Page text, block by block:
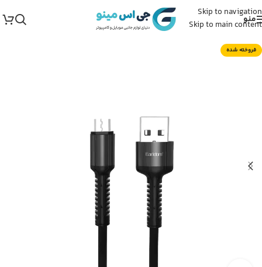
Skip to navigation
Skip to main content
منو
فروخته شده